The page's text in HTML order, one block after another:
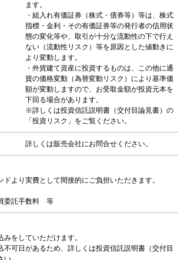
ます。
・組入れ有価証券（株式・債券等）等は、株式
指標・金利・その有価証券等の発行者の信用状
態の変化等や、取引が十分な流動性の下で行え
ない（流動性リスク）等を原因とした値動きに
より変動します。
・外貨建て資産に投資するものは、この他に通
貨の価格変動（為替変動リスク）により基準価
額が変動しますので、お受取金額が投資元本を
下回る場合があります。
※詳しくは投資信託説明書（交付目論見書）の
「投資リスク」をご覧ください。
詳しくは販売会社にお問合せください。
より実費として間接的にご負担いただきます。
委託手数料 等
をしていただけます。
不可日があるため、詳しくは投資信託説明書（交付目